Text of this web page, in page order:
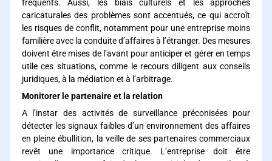
fréquents. Aussi, les biais culturels et les approches
caricaturales des problèmes sont accentués, ce qui accroît
les risques de conflit, notamment pour une entreprise moins
familière avec la conduite d’affaires à l’étranger. Des mesures
doivent être mises de l’avant pour anticiper et gérer en temps
utile ces situations, comme le recours diligent aux conseils
juridiques, à la médiation et à l’arbitrage.
Monitorer le partenaire et la relation
A l’instar des activités de surveillance préconisées pour
détecter les signaux faibles d’un environnement des affaires
en pleine ébullition, la veille de ses partenaires commerciaux
revêt une importance critique. L’entreprise doit être